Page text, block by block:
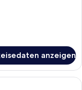
anzeigen
mit einem Bett,